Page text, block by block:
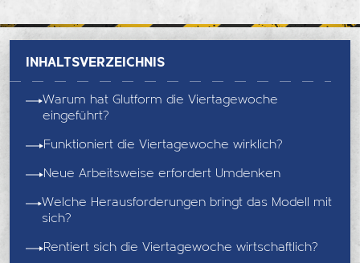
Inhaltsverzeichnis
Warum hat Glutform die Viertagewoche
eingeführt?
Funktioniert die Viertagewoche wirklich?
Neue Arbeitsweise erfordert Umdenken
Welche Herausforderungen bringt das Modell mit
sich?
Rentiert sich die Viertagewoche wirtschaftlich?